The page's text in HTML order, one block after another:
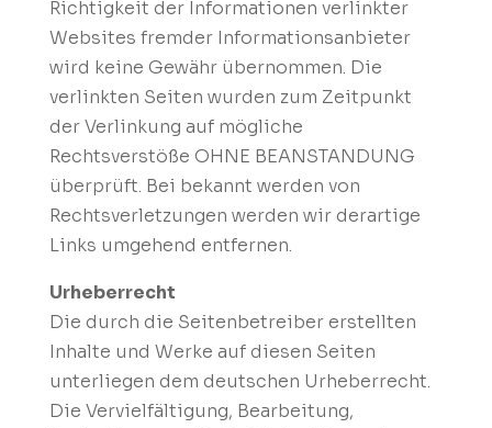
Richtigkeit der Informationen verlinkter
Websites fremder Informationsanbieter
wird keine Gewähr übernommen. Die
verlinkten Seiten wurden zum Zeitpunkt
der Verlinkung auf mögliche
Rechtsverstöße OHNE BEANSTANDUNG
überprüft. Bei bekannt werden von
Rechtsverletzungen werden wir derartige
Links umgehend entfernen.
Urheberrecht
Die durch die Seitenbetreiber erstellten
Inhalte und Werke auf diesen Seiten
unterliegen dem deutschen Urheberrecht.
Die Vervielfältigung, Bearbeitung,